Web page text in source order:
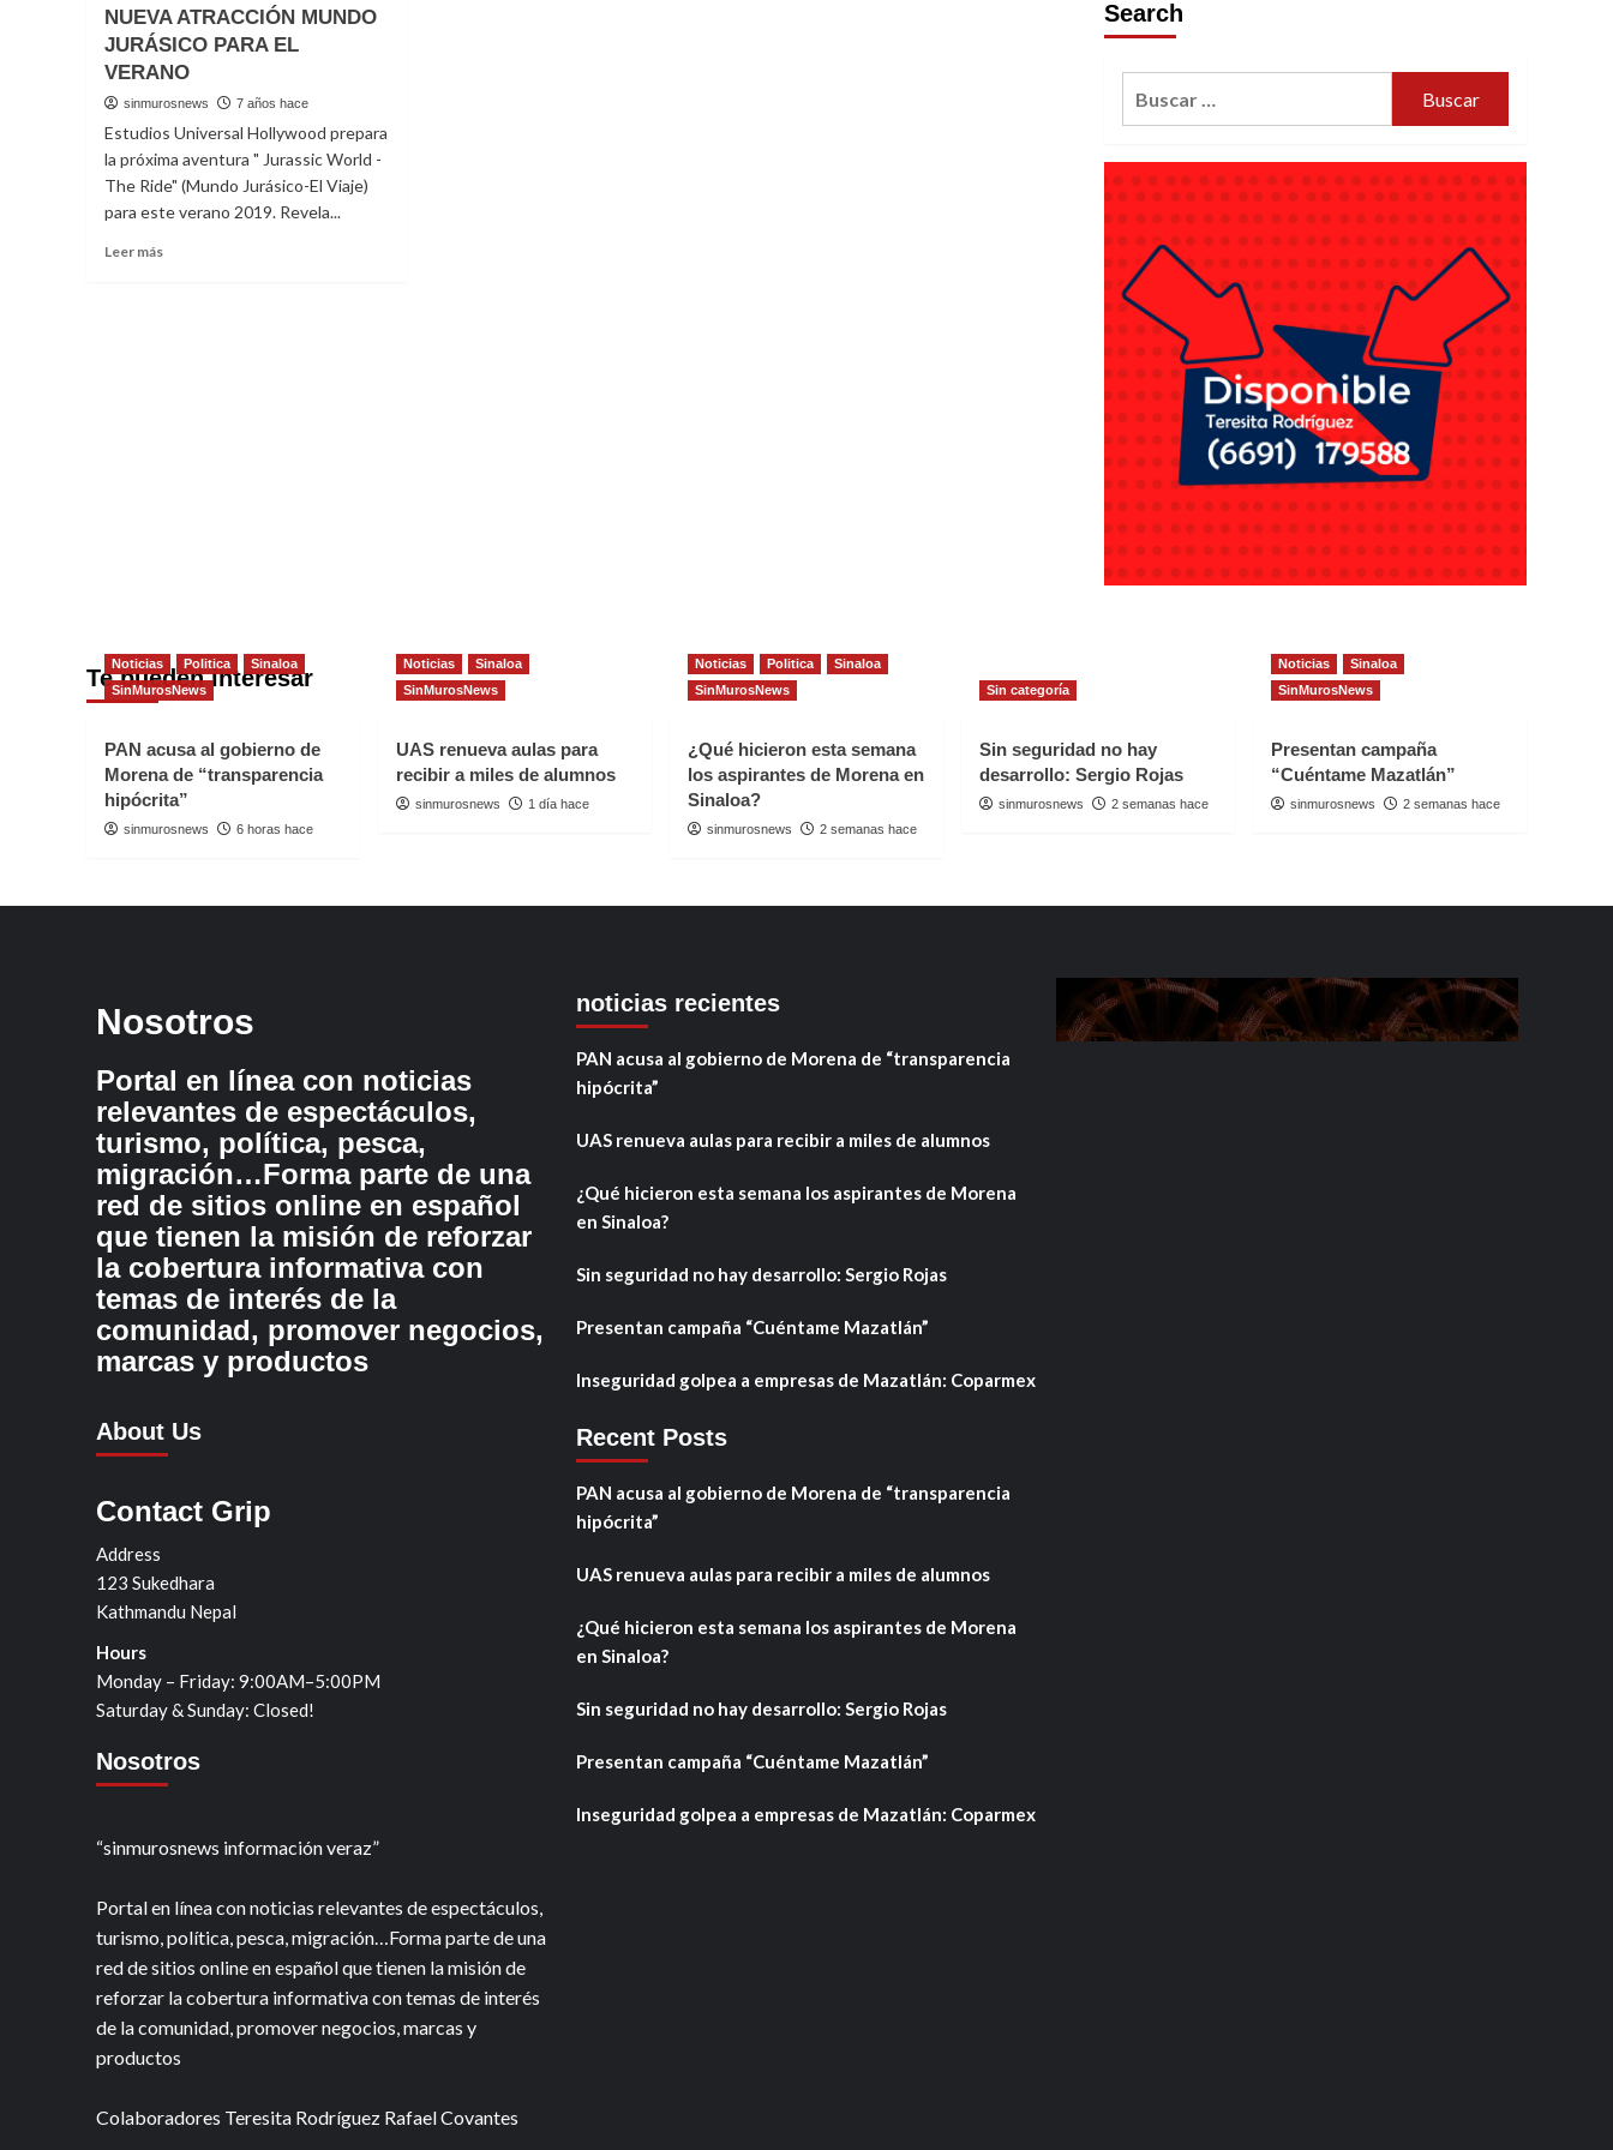
NUEVA ATRACCIÓN MUNDO
JURÁSICO PARA EL
VERANO
sinmurosnews 7 años hace
Estudios Universal Hollywood prepara
la próxima aventura " Jurassic World -
The Ride" (Mundo Jurásico-El Viaje)
para este verano 2019. Revela...
Leer más
Search
Te pueden interesar
Noticias Politica
Sinaloa
SinMurosNews
PAN acusa al gobierno de
Morena de “transparencia
hipócrita”
sinmurosnews 6 horas hace
Noticias
Sinaloa
SinMurosNews
UAS renueva aulas para
recibir a miles de alumnos
sinmurosnews 1 día hace
Noticias Politica
Sinaloa
SinMurosNews
¿Qué hicieron esta semana
los aspirantes de Morena en
Sinaloa?
sinmurosnews 2 semanas hace
Sin categoría
Sin seguridad no hay
desarrollo: Sergio Rojas
sinmurosnews 2 semanas hace
Noticias
Sinaloa
SinMurosNews
Presentan campaña
“Cuéntame Mazatlán”
sinmurosnews 2 semanas hace
Nosotros
Portal en línea con noticias
relevantes de espectáculos,
turismo, política, pesca,
migración…Forma parte de una
red de sitios online en español
que tienen la misión de reforzar
la cobertura informativa con
temas de interés de la
comunidad, promover negocios,
marcas y productos
About Us
Contact Grip
Address
123 Sukedhara
Kathmandu Nepal
Hours
Monday – Friday: 9:00AM–5:00PM
Saturday & Sunday: Closed!
Nosotros
“sinmurosnews información veraz”
Portal en línea con noticias relevantes de espectáculos,
turismo, política, pesca, migración…Forma parte de una
red de sitios online en español que tienen la misión de
reforzar la cobertura informativa con temas de interés
de la comunidad, promover negocios, marcas y
productos
Colaboradores Teresita Rodríguez Rafael Covantes
noticias recientes
PAN acusa al gobierno de Morena de “transparencia
hipócrita”
UAS renueva aulas para recibir a miles de alumnos
¿Qué hicieron esta semana los aspirantes de Morena
en Sinaloa?
Sin seguridad no hay desarrollo: Sergio Rojas
Presentan campaña “Cuéntame Mazatlán”
Inseguridad golpea a empresas de Mazatlán: Coparmex
Recent Posts
PAN acusa al gobierno de Morena de “transparencia
hipócrita”
UAS renueva aulas para recibir a miles de alumnos
¿Qué hicieron esta semana los aspirantes de Morena
en Sinaloa?
Sin seguridad no hay desarrollo: Sergio Rojas
Presentan campaña “Cuéntame Mazatlán”
Inseguridad golpea a empresas de Mazatlán: Coparmex